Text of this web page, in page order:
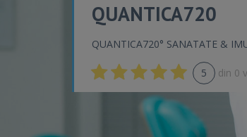
QUANTICA720
QUANTICA720° SANATATE &
5 din 0